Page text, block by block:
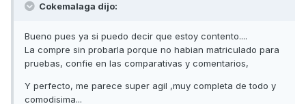
Cokemalaga dijo:
Bueno pues ya si puedo decir que estoy contento....
La compre sin probarla porque no habian matriculado para
pruebas, confie en las comparativas y comentarios,
Y perfecto, me parece super agil ,muy completa de todo y
comodisima...